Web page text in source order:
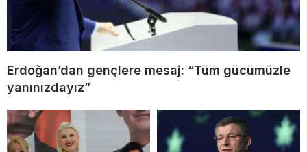
Erdoğan’dan gençlere mesaj: “Tüm gücümüzle
yanınızdayız”